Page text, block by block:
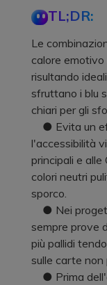
TL;DR:
Le
calore
risultando
sfruttano i blu
chiari per gli
● Evita un
l'accessibilità
principali e
colori neutri
sporco.
● Nei
sempre prove
più pallidi
sulle carte non
● Prima